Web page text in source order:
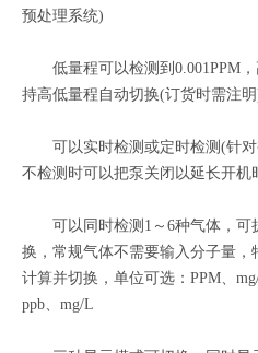
预处理系统)
低量程可以检测到0.001PPM，
持高低量程自动切换(订货时需注明)
可以实时检测或定时检测(针对
不检测时可以把泵关闭以延长开机
可以同时检测1～6种气体，可
换，常规气体不需要输入分子量
计算并切换，单位可选：PPM、
ppb、mg/L